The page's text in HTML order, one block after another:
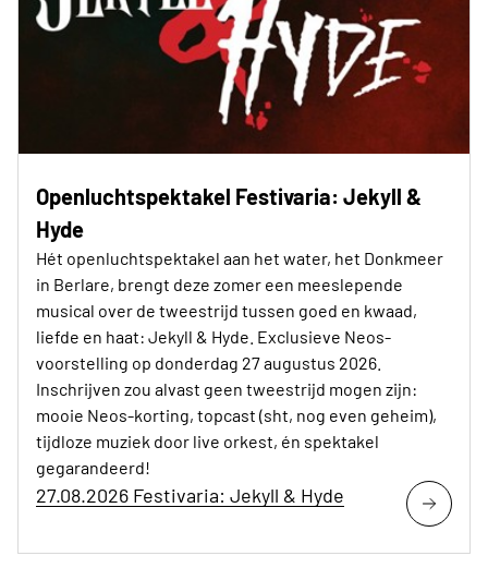
Openluchtspektakel Festivaria: Jekyll &
Hyde
Hét openluchtspektakel aan het water, het Donkmeer
in Berlare, brengt deze zomer een meeslepende
musical over de tweestrijd tussen goed en kwaad,
liefde en haat: Jekyll & Hyde. Exclusieve Neos-
voorstelling op donderdag 27 augustus 2026.
Inschrijven zou alvast geen tweestrijd mogen zijn:
mooie Neos-korting, topcast (sht, nog even geheim),
tijdloze muziek door live orkest, én spektakel
gegarandeerd!
27.08.2026 Festivaria: Jekyll & Hyde